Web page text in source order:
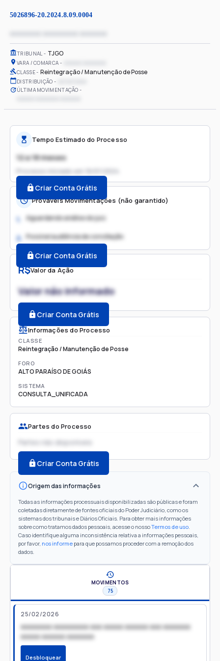
5026896-20.2024.8.09.0004
TRIBUNAL TJGO
VARA / COMARCA
CLASSE Reintegração / Manutenção de Posse
DISTRIBUIÇÃO
ÚLTIMA MOVIMENTAÇÃO
R$Valor da Ação
Valor não informado
Criar Conta Grátis
Informações do Processo
CLASSE
Reintegração / Manutenção de Posse
FORO
ALTO PARAÍSO DE GOIÁS
SISTEMA
CONSULTA_UNIFICADA
Partes do Processo
Partes não disponíveis
Criar Conta Grátis
Origem das informações
Todas as informações processuais disponibilizadas são públicas e foram
coletadas diretamente de fontes oficiais do Poder Judiciário, como os
sistemas dos tribunais e Diários Oficiais. Para obter mais informações
sobre como tratamos dados pessoais, acesse o nossoTermos de uso.
Caso identifique alguma inconsistência relativa a informações pessoais,
por favor, nos informe para que possamos proceder com a remoção dos
dados.
Tempo Estimado do Processo
12 a 18 meses
Processo iniciado em
Criar Conta Grátis
Prováveis Movimentações (não garantido)
1. Aguardando análise do juiz
2. Possível audiência de conciliação
Criar Conta Grátis
MOVIMENTOS
75
25/02/2026
xxxxxxxx xxxxxxxxx xxx xxxxx xxxxxx xxx xxxxxxx
xxxxx xxxxxx xxxxxxx
Desbloquear